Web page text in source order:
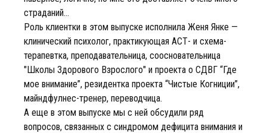
страданий...
Роль клиентки в этом выпуске исполнила Женя Янке —
клинический психолог, практикующая АСТ- и схема-
терапевтка, преподавательница, соосновательница
"Школы Здорового Взрослого" и проекта о СДВГ “Где
мое внимание”, резидентка проекта “Чистые Когниции”,
майндфулнес-тренер, переводчица.
А еще в этом выпуске мы с ней обсудили ряд
вопросов, связанных с синдромом дефицита внимания и